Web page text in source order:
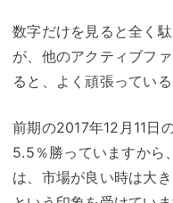
数字だけを見ると全く
が、他のアクティブフ
ると、よく頑張ってい
前期の2017年12月11日
5.5％勝っていますから
は、市場が良い時は大